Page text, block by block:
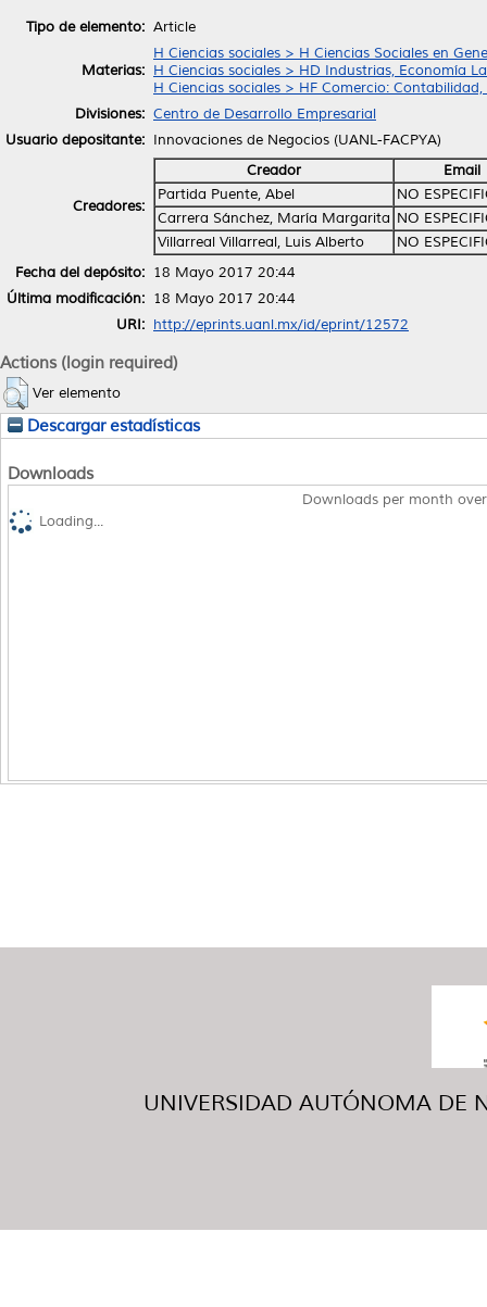
Tipo de elemento: Article
Materias:
H Ciencias sociales > H Ciencias Sociales en
H Ciencias sociales > HD Industrias, Economía
H Ciencias sociales > HF Comercio:
Divisiones: Centro de Desarrollo Empresarial
Usuario depositante: Innovaciones de Negocios (UANL-FACPYA)
Creadores:
Creador
Email
Partida Puente, Abel
NO
Carrera Sánchez, María Margarita NO
Villarreal Villarreal, Luis Alberto
NO
Fecha del depósito: 18 Mayo 2017 20:44
Última modificación: 18 Mayo 2017 20:44
URI: http://eprints.uanl.mx/id/eprint/12572
Actions (login required)
Ver elemento
Descargar estadísticas
Downloads
Downloads per month
Loading...
UNIVERSIDAD AUTÓNOMA DE